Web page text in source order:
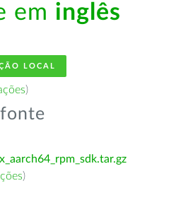
em inglês
LOCAL
)
)